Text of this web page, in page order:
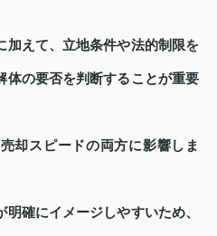
加えて、立地条件や法的制限を
体の要否を判断することが重要
却スピードの両方に影響しま
確にイメージしやすいため、